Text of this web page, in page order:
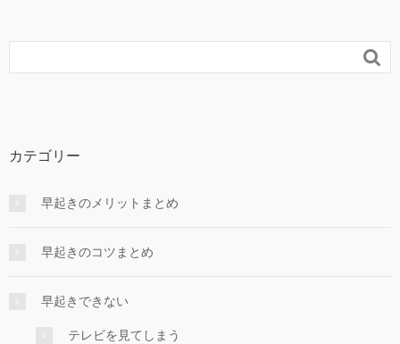

カテゴリー
早起きのメリットまとめ
早起きのコツまとめ
早起きできない
テレビを見てしまう